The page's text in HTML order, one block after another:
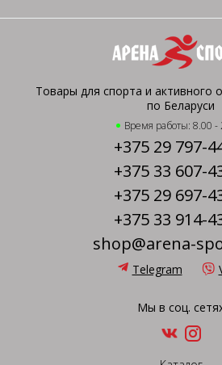
Товары для спорта и активного
по Беларуси
Время работы: 8.00 -
+375 29 797-
+375 33 607-
+375 29 697-
+375 33 914-
shop@arena-
Telegram
Мы в соц.